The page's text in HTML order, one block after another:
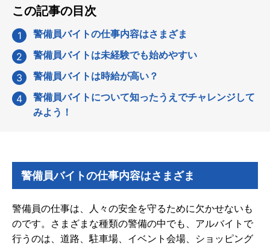
この記事の目次
警備員バイトの仕事内容はさまざま
警備員バイトは未経験でも始めやすい
警備員バイトは時給が高い？
警備員バイトについて知ったうえでチャレンジして
みよう！
警備員バイトの仕事内容はさまざま
警備員の仕事は、人々の安全を守るために欠かせないも
のです。さまざまな種類の警備の中でも、アルバイトで
行うのは、道路、駐車場、イベント会場、ショッピング